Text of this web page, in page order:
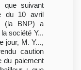
que suivant
du 10 avril
(la BNP) a
société Y...
jour, M. Y...,
caution
du paiement